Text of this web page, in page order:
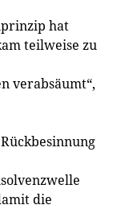
hat
teilweise zu
verabsäumt“,
die